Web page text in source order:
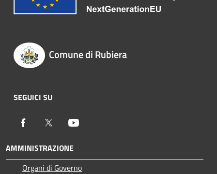
Comune di Rubiera
SEGUICI SU
Facebook Twitter
AMMINISTRAZIONE
Organi di Governo